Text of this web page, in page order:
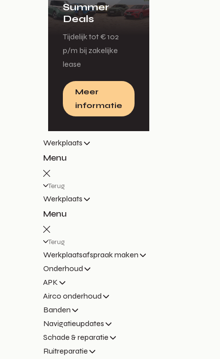
Summer
Deals
Tijdelijk tot € 102
p/m bij zakelijke
lease
Meer
informatie
Werkplaats
Menu
Terug
Werkplaats
Menu
Terug
Werkplaatsafspraak maken
Onderhoud
APK
Airco onderhoud
Banden
Navigatieupdates
Schade & reparatie
Ruitreparatie